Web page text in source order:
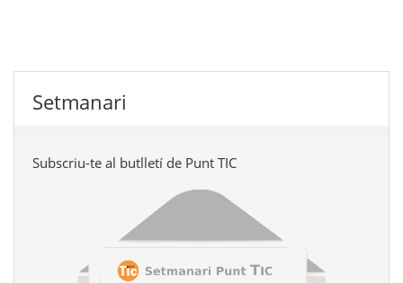
Setmanari
Subscriu-te al butlletí de Punt TIC